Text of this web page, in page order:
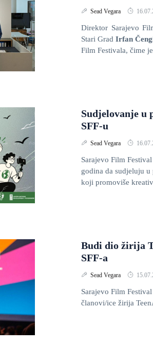
Sead Vegara
Direktor Sarajevo
Stari Grad Irfan
Film Festivala, čime
Sudjelovanje u
SFF-u
Sead Vegara
Sarajevo Film
godina da sudjeluju
koji promoviše
Budi dio žirija
SFF-a
Sead Vegara
Sarajevo Film
članovi/ice žirija